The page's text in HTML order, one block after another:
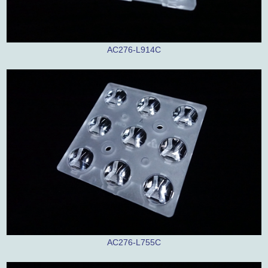
AC276-L914C
AC276-L755C